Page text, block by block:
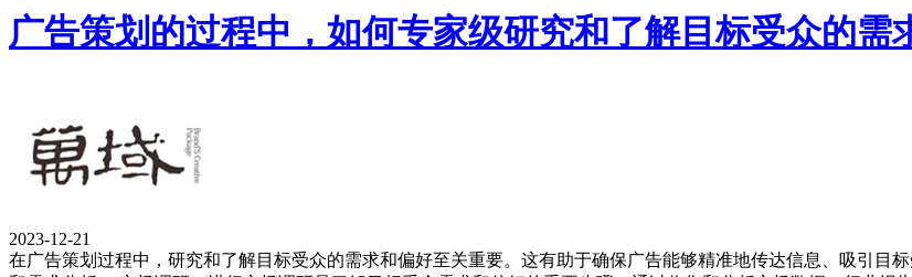
广告策划的过程中，如何专家级研究和了解目标受众的需
2023-12-21
在广告策划过程中，研究和了解目标受众的需求和偏好至关重要。这有助于确保广告能够精准地传达信息、吸引目